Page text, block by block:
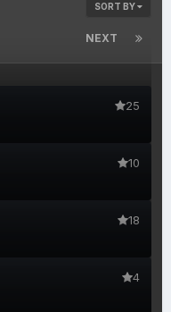
SORT BY
NEXT
25
10
18
4